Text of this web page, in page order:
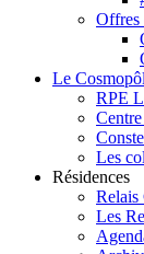
Offres
Le
RPE
Les
Résidences
Relais
Les